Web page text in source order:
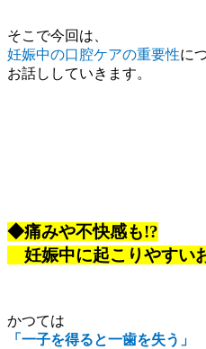
そこで今回は、
妊娠中の口腔ケアの重要性に
お話ししていきます。
◆痛みや不快感も!?
妊娠中に起こりやすい
かつては
「一子を得ると一歯を失う」